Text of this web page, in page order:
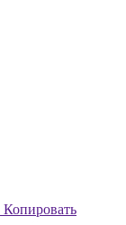
Копировать